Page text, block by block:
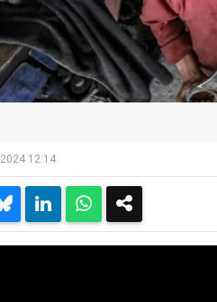
12:14